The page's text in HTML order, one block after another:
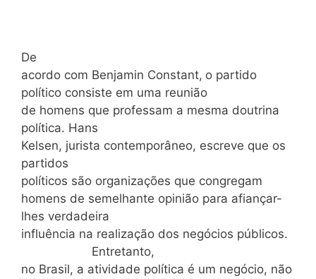
De
acordo com Benjamin Constant, o partido
político consiste em uma reunião
de homens que professam a mesma doutrina
política. Hans
Kelsen, jurista contemporâneo, escreve que os
partidos
políticos são organizações que congregam
homens de semelhante opinião para afiançar-
lhes verdadeira
influência na realização dos negócios públicos.
Entretanto,
no Brasil, a atividade política é um negócio, não